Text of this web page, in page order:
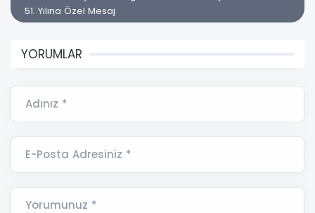
51. Yılına Özel Mesaj
YORUMLAR
Adınız *
E-Posta Adresiniz *
Yorumunuz *